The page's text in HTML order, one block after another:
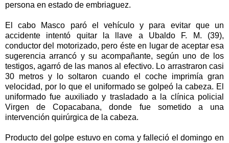
persona en estado de embriaguez.
El cabo Masco paró el vehículo y para evitar que un
accidente intentó quitar la llave a Ubaldo F. M. (39),
conductor del motorizado, pero éste en lugar de aceptar esa
sugerencia arrancó y su acompañante, según uno de los
testigos, agarró de las manos al efectivo. Lo arrastraron casi
30 metros y lo soltaron cuando el coche imprimía gran
velocidad, por lo que el uniformado se golpeó la cabeza. El
uniformado fue auxiliado y trasladado a la clínica policial
Virgen de Copacabana, donde fue sometido a una
intervención quirúrgica de la cabeza.
Producto del golpe estuvo en coma y falleció el domingo en